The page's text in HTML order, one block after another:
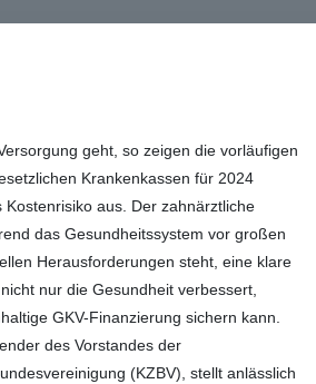
geht, so zeigen die vorläufigen
Krankenkassen für 2024
aus. Der zahnärztliche
das Gesundheitssystem vor großen
Herausforderungen steht, eine klare
nur die Gesundheit verbessert,
GKV-Finanzierung sichern kann.
des Vorstandes der
(KZBV), stellt anlässlich